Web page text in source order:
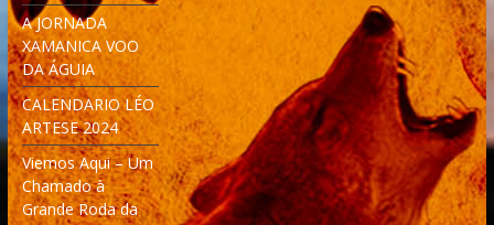
A JORNADA
XAMANICA VOO
DA ÁGUIA
CALENDARIO LÉO
ARTESE 2024
Viemos Aqui – Um
Chamado à
Grande Roda da